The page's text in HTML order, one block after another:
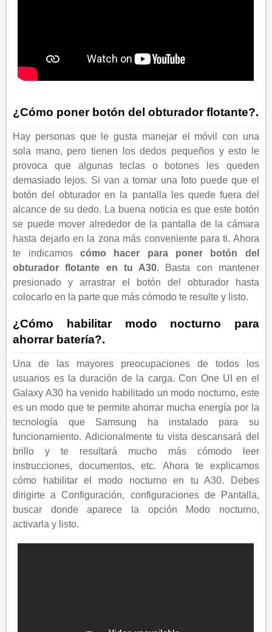
¿Cómo poner botón del obturador flotante?.
Hay personas que le gusta manejar el móvil con una
sola mano, pero tienen los dedos pequeños y esto le
provoca que algunas teclas o botones les queden
demasiado lejos. Si van a tomar una foto puede que el
botón del obturador en la pantalla les quede fuera del
alcance de su dedo. La buena noticia es que este botón
se puede mover alrededor de la pantalla de la cámara
hasta dejarlo en la zona más conveniente para ti. Ahora
te indicamos cómo hacer para poner botón del
obturador flotante en tu A30. Basta con mantener
presionado y arrastrar el botón del obturador hasta
colocarlo en la parte que más cómodo te resulte y listo.
¿Cómo habilitar modo nocturno para
ahorrar batería?.
Una de las mayores preocupaciones de todos los
usuarios es la duración de la carga. Con One UI en el
Galaxy A30 ha venido habilitado un modo nocturno, este
es un modo que te permite ahorrar mucha energía por la
tecnología que Samsung ha instalado para su
funcionamiento. Adicionalmente tu vista descansará del
brillo y te resultará mucho más cómodo leer
instrucciones, documentos, etc. Ahora te explicamos
cómo habilitar el modo nocturno en tu A30. Debes
dirigirte a Configuración, configuraciones de Pantalla,
buscar donde aparece la opción Modo nocturno,
activarla y listo.